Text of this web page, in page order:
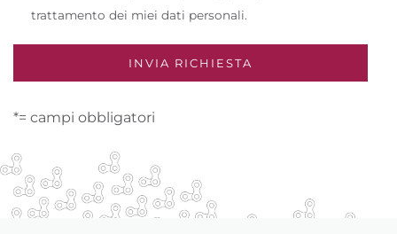
trattamento dei miei dati personali.
*= campi obbligatori